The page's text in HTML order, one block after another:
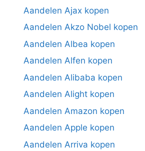
Aandelen Ajax kopen
Aandelen Akzo Nobel kopen
Aandelen Albea kopen
Aandelen Alfen kopen
Aandelen Alibaba kopen
Aandelen Alight kopen
Aandelen Amazon kopen
Aandelen Apple kopen
Aandelen Arriva kopen